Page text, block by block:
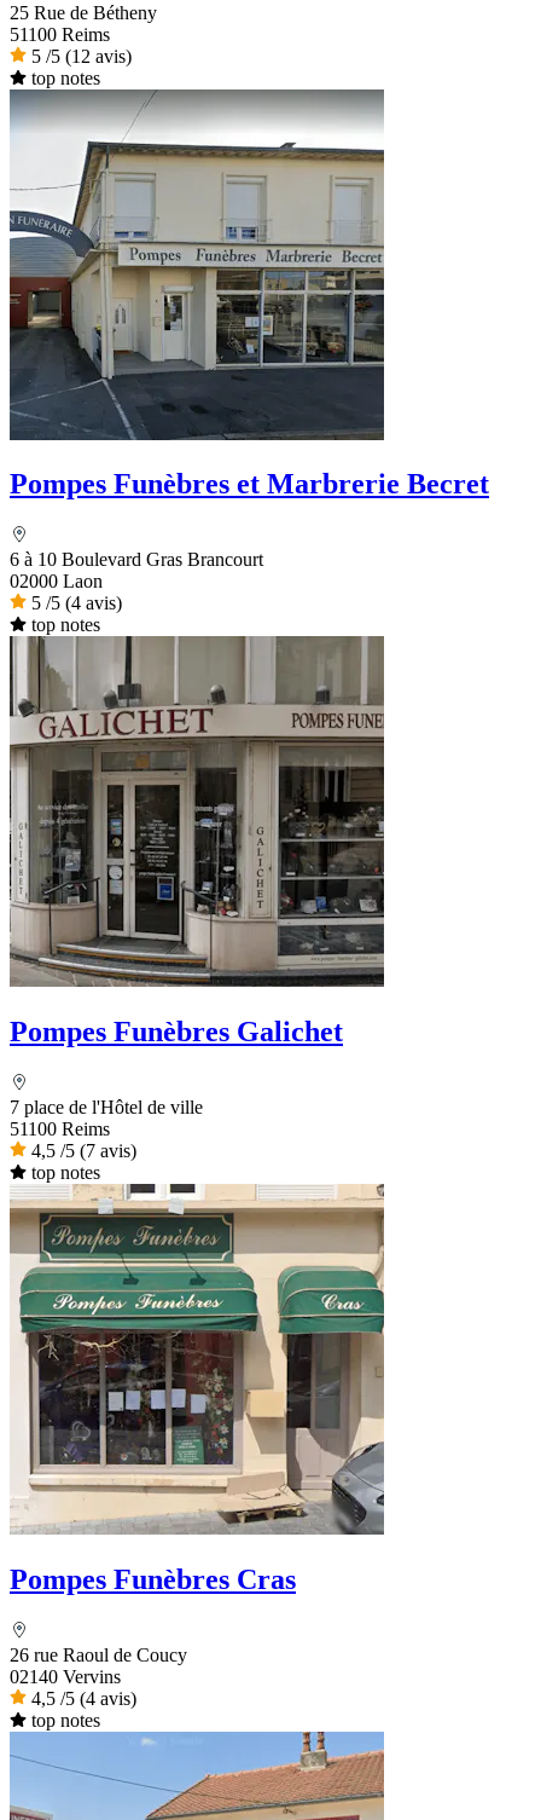
25 Rue de Bétheny
51100 Reims
5 /5 (12 avis)
top notes
Pompes Funèbres et Marbrerie Becret
6 à 10 Boulevard Gras Brancourt
02000 Laon
5 /5 (4 avis)
top notes
Pompes Funèbres Galichet
7 place de l'Hôtel de ville
51100 Reims
4,5 /5 (7 avis)
top notes
Pompes Funèbres Cras
26 rue Raoul de Coucy
02140 Vervins
4,5 /5 (4 avis)
top notes